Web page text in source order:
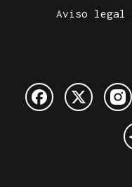
Aviso legal